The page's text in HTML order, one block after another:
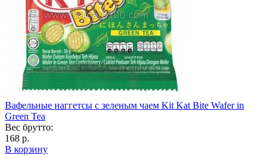
Вафельные наггетсы с зеленым чаем Kit Kat Bite Wafer in
Green Tea
Вес брутто:
168 р.
В корзину